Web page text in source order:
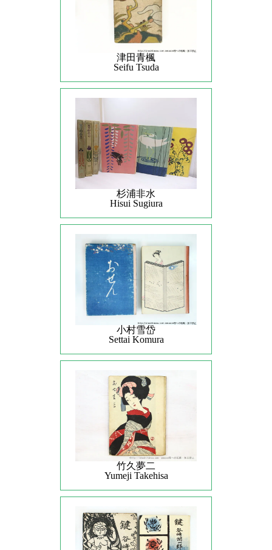
津田青楓
Seifu Tsuda
杉浦非水
Hisui Sugiura
小村雪岱
Settai Komura
竹久夢二
Yumeji Takehisa